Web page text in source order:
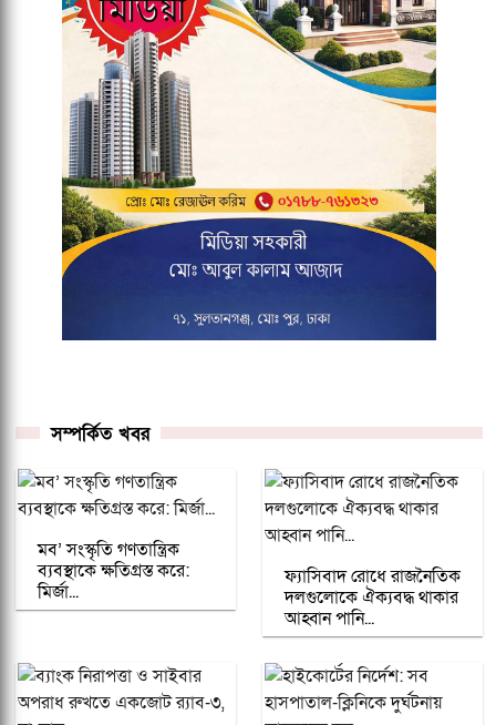
সম্পর্কিত খবর
মব’ সংস্কৃতি গণতান্ত্রিক
ব্যবস্থাকে ক্ষতিগ্রস্ত করে:
মির্জা...
ফ্যাসিবাদ রোধে রাজনৈতিক
দলগুলোকে ঐক্যবদ্ধ থাকার
আহ্বান পানি...